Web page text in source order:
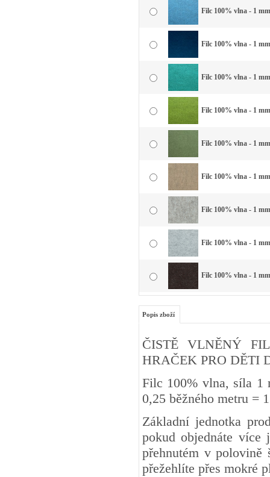
Filc 100% vlna - 1
Filc 100% vlna - 1
Filc 100% vlna - 1
Filc 100% vlna - 1
Filc 100% vlna - 1
Filc 100% vlna - 1
Filc 100% vlna - 1
Filc 100% vlna - 1
Filc 100% vlna - 1
Popis zboží
ČISTĚ VLNĚNÝ
HRAČEK PRO DĚTI
Filc 100% vlna, síla 1
0,25 běžného metru
Základní jednotka
pokud objednáte více
přehnutém v
přežehlíte přes mokré